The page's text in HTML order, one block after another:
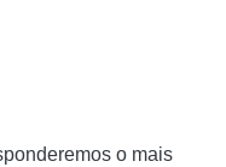
o mais